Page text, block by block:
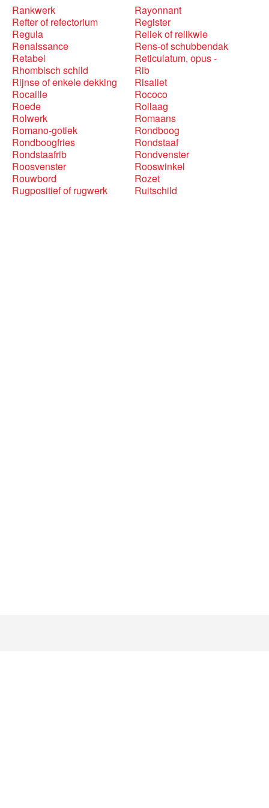
Rankwerk
Rayonnant
Refter of refectorium
Register
Regula
Reliek of relikwie
Renalssance
Rens-of schubbendak
Retabel
Reticulatum, opus -
Rhombisch schild
Rib
Rijnse of enkele dekking
Risaliet
Rocaille
Rococo
Roede
Rollaag
Rolwerk
Romaans
Romano-gotiek
Rondboog
Rondboogfries
Rondstaaf
Rondstaafrib
Rondvenster
Roosvenster
Rooswinkel
Rouwbord
Rozet
Rugpositief of rugwerk
Ruitschild